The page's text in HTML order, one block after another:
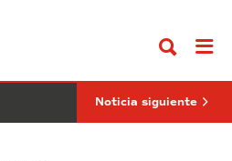
trabajo
de
Noticia siguiente